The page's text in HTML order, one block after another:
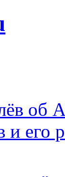
об
и его